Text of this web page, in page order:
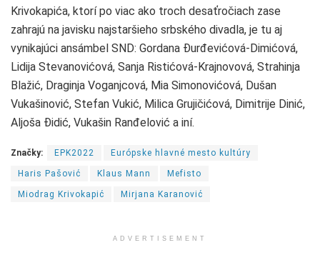
Krivokapića, ktorí po viac ako troch desaťročiach zase
zahrajú na javisku najstaršieho srbského divadla, je tu aj
vynikajúci ansámbel SND: Gordana Đurđevićová-Dimićová,
Lidija Stevanovićová, Sanja Ristićová-Krajnovová, Strahinja
Blažić, Draginja Voganjcová, Mia Simonovićová, Dušan
Vukašinović, Stefan Vukić, Milica Grujičićová, Dimitrije Dinić,
Aljoša Đidić, Vukašin Ranđelović a iní.
Značky: EPK2022 Európske hlavné mesto kultúry
Haris Pašović Klaus Mann Mefisto
Miodrag Krivokapić Mirjana Karanović
ADVERTISEMENT